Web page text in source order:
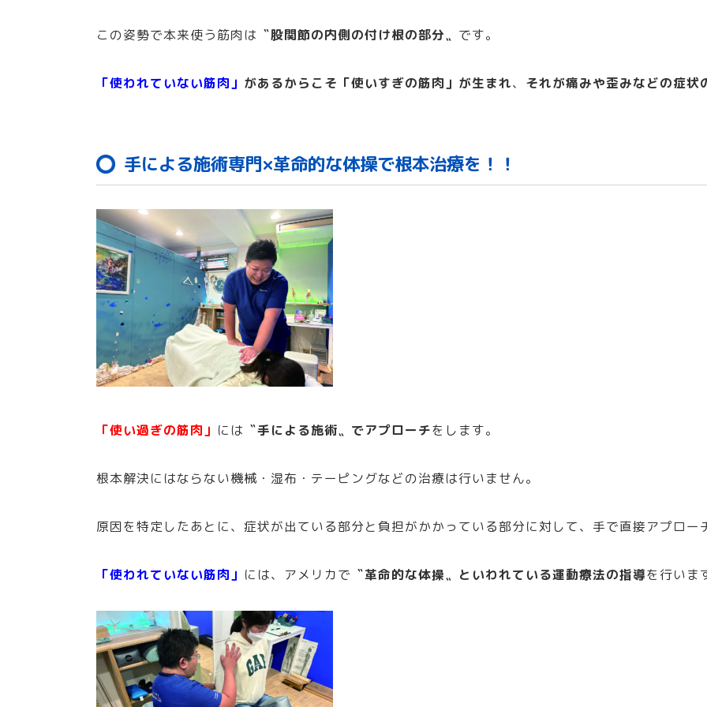
この姿勢で本来使う筋肉は 〝股関節の内側の付け根の部分〟 です。
「使われていない筋肉」 があるからこそ「使いすぎの筋肉」が生まれ、 それが痛みや歪みなどの症状
手による施術専門×革命的な体操で根本治療を！！
「使い過ぎの筋肉」 には 〝手による施術〟でアプローチをします。
根本解決にはならない機械・湿布・テーピングなどの治療は行いません。
原因を特定したあとに、症状が出ている部分と負担がかかっている部分に対して、手で直接アプロー
「使われていない筋肉」 には、アメリカで 〝革命的な体操〟といわれている運動療法の指導を行いま